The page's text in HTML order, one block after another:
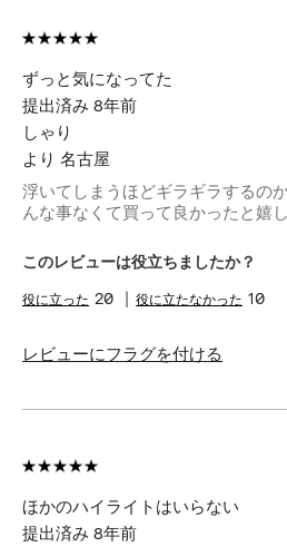
ずっと気になってた
提出済み 8年前
しゃり
より 名古屋
浮いてしまうほどギラギラするの
んな事なくて買って良かったと嬉
このレビューは役立ちましたか？
20 10
レビューにフラグを付ける
ほかのハイライトはいらない
提出済み 8年前